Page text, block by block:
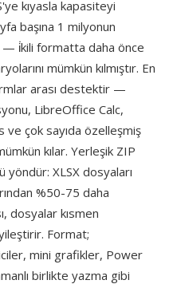
kıyasla kapasiteyi
başına 1 milyonun
i̇kili formatta daha önce
mümkün kılmıştır. En
arası destektir —
LibreOffice Calc,
çok sayıda özelleşmiş
kılar. Yerleşik ZIP
yöndür: XLSX dosyaları
%50-75 daha
dosyalar kısmen
Format;
mini grafikler, Power
birlikte yazma gibi